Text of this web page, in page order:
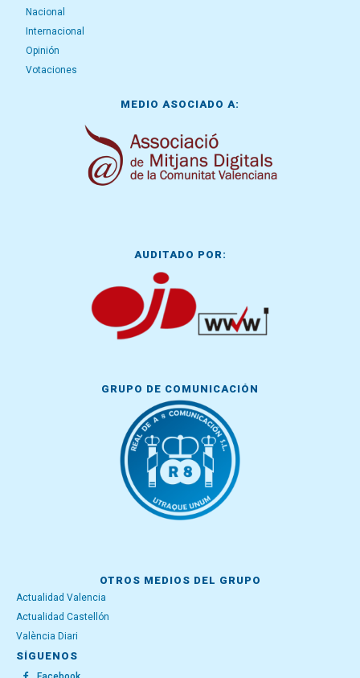
Nacional
Internacional
Opinión
Votaciones
MEDIO ASOCIADO A:
AUDITADO POR:
GRUPO DE COMUNICACIÓN
OTROS MEDIOS DEL GRUPO
Actualidad Valencia
Actualidad Castellón
València Diari
SÍGUENOS